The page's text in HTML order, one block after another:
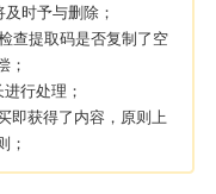
机招募
时予与删除；
查提取码是否复制了空
；
行处理；
即获得了内容，原则上
；